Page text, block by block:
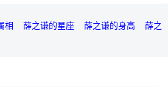
相 薛之谦的星座 薛之谦的身高
薛之